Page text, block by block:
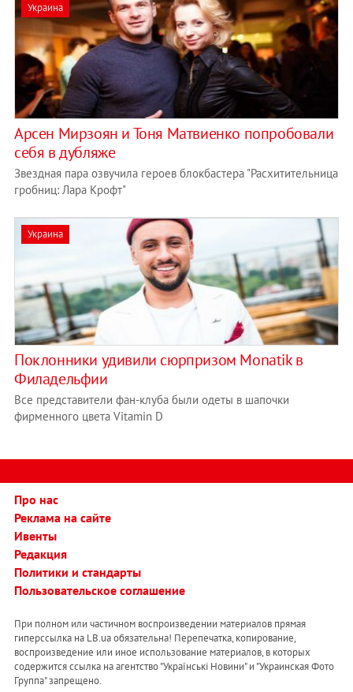
Украина
Арсен Мирзоян и Тоня Матвиенко попробовали
себя в дубляже
Звездная пара озвучила героев блокбастера "Расхитительница
гробниц: Лара Крофт"
Украина
Поклонники удивили сюрпризом Monatik в
Филадельфии
Все представители фан-клуба были одеты в шапочки
фирменного цвета Vitamin D
Про нас
Реклама на сайте
Ивенты
Редакция
Политики и стандарты
Пользовательское соглашение
При полном или частичном воспроизведении материалов прямая
гиперссылка на LB.ua обязательна! Перепечатка, копирование,
воспроизведение или иное использование материалов, в которых
содержится ссылка на агентство "Українськi Новини" и "Украинская Фото
Группа" запрещено.